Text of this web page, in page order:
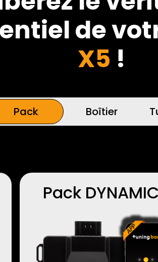
de
X5 !
Pack Boîtier
Pack DYNAMIC